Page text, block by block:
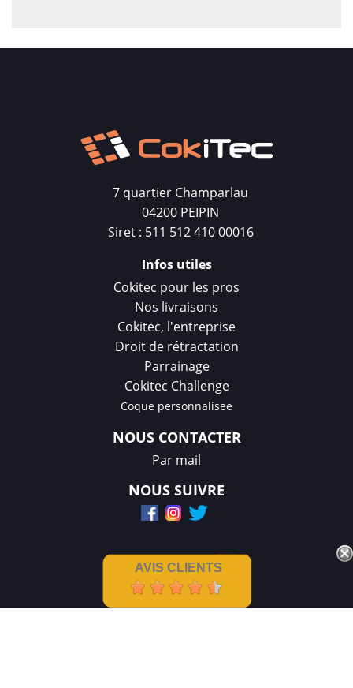
7 quartier Champarlau
04200 PEIPIN
Siret : 511 512 410 00016
Infos utiles
Cokitec pour les pros
Nos livraisons
Cokitec, l'entreprise
Droit de rétractation
Parrainage
Cokitec Challenge
Coque personnalisee
NOUS CONTACTER
Par mail
NOUS SUIVRE
AVIS CLIENTS